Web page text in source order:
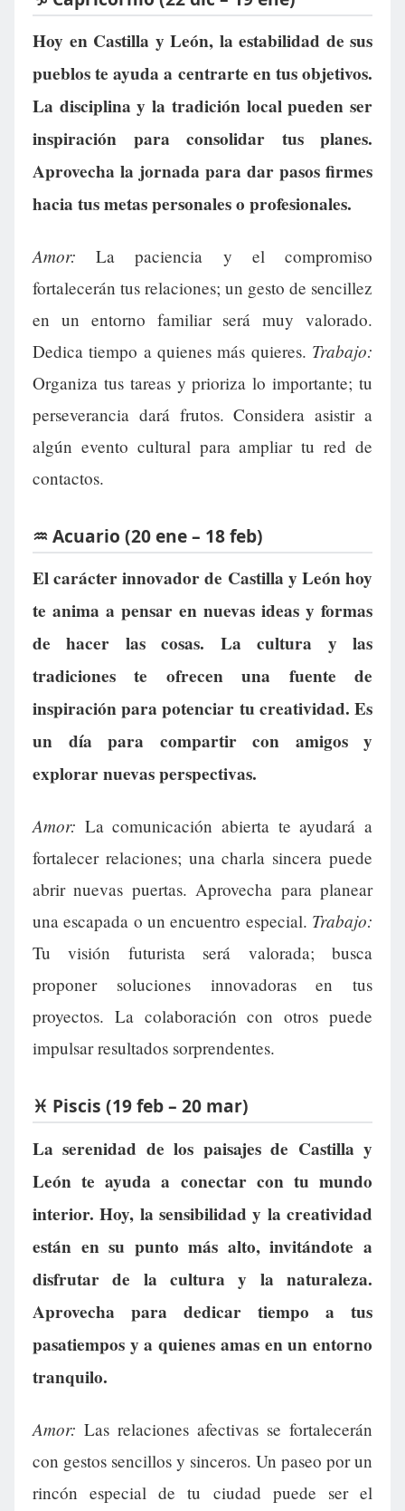
Hoy en Castilla y León, la estabilidad de sus
pueblos te ayuda a centrarte en tus objetivos.
La disciplina y la tradición local pueden ser
inspiración para consolidar tus planes.
Aprovecha la jornada para dar pasos firmes
hacia tus metas personales o profesionales.
Amor: La paciencia y el compromiso
fortalecerán tus relaciones; un gesto de sencillez
en un entorno familiar será muy valorado.
Dedica tiempo a quienes más quieres. Trabajo:
Organiza tus tareas y prioriza lo importante; tu
perseverancia dará frutos. Considera asistir a
algún evento cultural para ampliar tu red de
contactos.
♒ Acuario (20 ene – 18 feb)
El carácter innovador de Castilla y León hoy
te anima a pensar en nuevas ideas y formas
de hacer las cosas. La cultura y las
tradiciones te ofrecen una fuente de
inspiración para potenciar tu creatividad. Es
un día para compartir con amigos y
explorar nuevas perspectivas.
Amor: La comunicación abierta te ayudará a
fortalecer relaciones; una charla sincera puede
abrir nuevas puertas. Aprovecha para planear
una escapada o un encuentro especial. Trabajo:
Tu visión futurista será valorada; busca
proponer soluciones innovadoras en tus
proyectos. La colaboración con otros puede
impulsar resultados sorprendentes.
♓ Piscis (19 feb – 20 mar)
La serenidad de los paisajes de Castilla y
León te ayuda a conectar con tu mundo
interior. Hoy, la sensibilidad y la creatividad
están en su punto más alto, invitándote a
disfrutar de la cultura y la naturaleza.
Aprovecha para dedicar tiempo a tus
pasatiempos y a quienes amas en un entorno
tranquilo.
Amor: Las relaciones afectivas se fortalecerán
con gestos sencillos y sinceros. Un paseo por un
rincón especial de tu ciudad puede ser el